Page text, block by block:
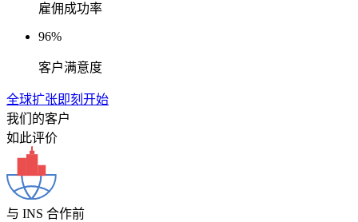
雇佣成功率
96%
客户满意度
全球扩张即刻开始
我们的客户
如此评价
与 INS 合作前